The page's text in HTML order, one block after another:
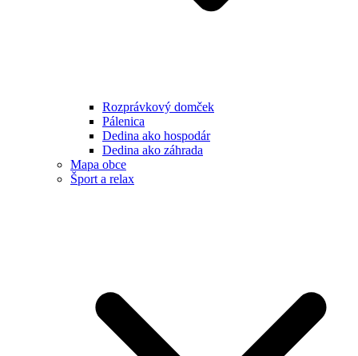
Rozprávkový domček
Pálenica
Dedina ako hospodár
Dedina ako záhrada
Mapa obce
Šport a relax